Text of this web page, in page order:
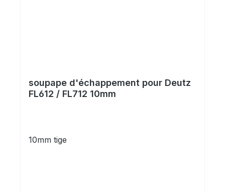
soupape d'échappement pour Deutz
FL612 / FL712 10mm
10mm tige